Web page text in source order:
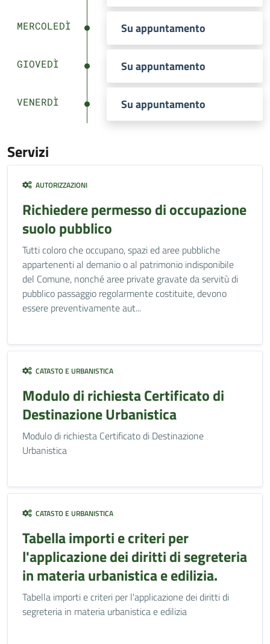
MERCOLEDÌ Su appuntamento
GIOVEDÌ Su appuntamento
VENERDÌ Su appuntamento
Servizi
AUTORIZZAZIONI
Richiedere permesso di occupazione
suolo pubblico
Tutti coloro che occupano, spazi ed aree pubbliche
appartenenti al demanio o al patrimonio indisponibile
del Comune, nonché aree private gravate da servitù di
pubblico passaggio regolarmente costituite, devono
essere preventivamente aut...
CATASTO E URBANISTICA
Modulo di richiesta Certificato di
Destinazione Urbanistica
Modulo di richiesta Certificato di Destinazione
Urbanistica
CATASTO E URBANISTICA
Tabella importi e criteri per
l'applicazione dei diritti di segreteria
in materia urbanistica e edilizia.
Tabella importi e criteri per l'applicazione dei diritti di
segreteria in materia urbanistica e edilizia